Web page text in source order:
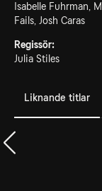
Isabelle Fuhrman,
Fails, Josh Caras
Regissör:
Julia Stiles
Liknande titlar